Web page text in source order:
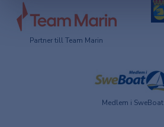
Partner till Team Marin
Medlem i SweBoat